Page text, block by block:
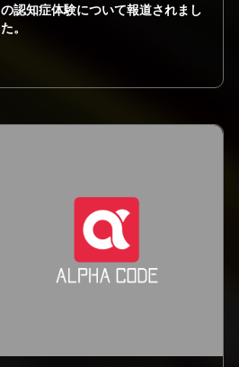
の認知症体験について報道されまし
た。